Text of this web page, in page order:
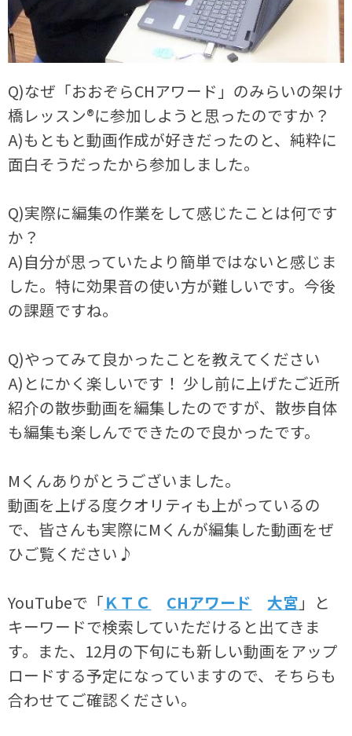
Q)なぜ「おおぞらCHアワード」のみらいの架け
橋レッスン®に参加しようと思ったのですか？
A)もともと動画作成が好きだったのと、純粋に
面白そうだったから参加しました。
Q)実際に編集の作業をして感じたことは何です
か？
A)自分が思っていたより簡単ではないと感じま
した。特に効果音の使い方が難しいです。今後
の課題ですね。
Q)やってみて良かったことを教えてください
A)とにかく楽しいです！ 少し前に上げたご近所
紹介の散歩動画を編集したのですが、散歩自体
も編集も楽しんでできたので良かったです。
Mくんありがとうございました。
動画を上げる度クオリティも上がっているの
で、皆さんも実際にMくんが編集した動画をぜ
ひご覧ください♪
YouTubeで「ＫＴＣ CHアワード 大宮 」と
キーワードで検索していただけると出てきま
す。また、12月の下旬にも新しい動画をアップ
ロードする予定になっていますので、そちらも
合わせてご確認ください。